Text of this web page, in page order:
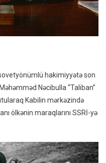
hakimiyyətə son
Nəcibulla “Taliban”
Kabilin mərkəzində
ölkənin maraqlarını SSRİ-yə